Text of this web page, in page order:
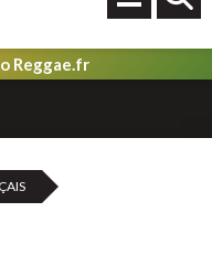
Reggae.fr